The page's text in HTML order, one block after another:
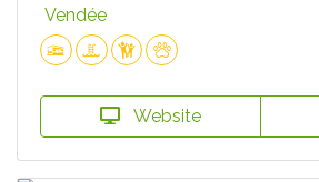
Vendée
Website